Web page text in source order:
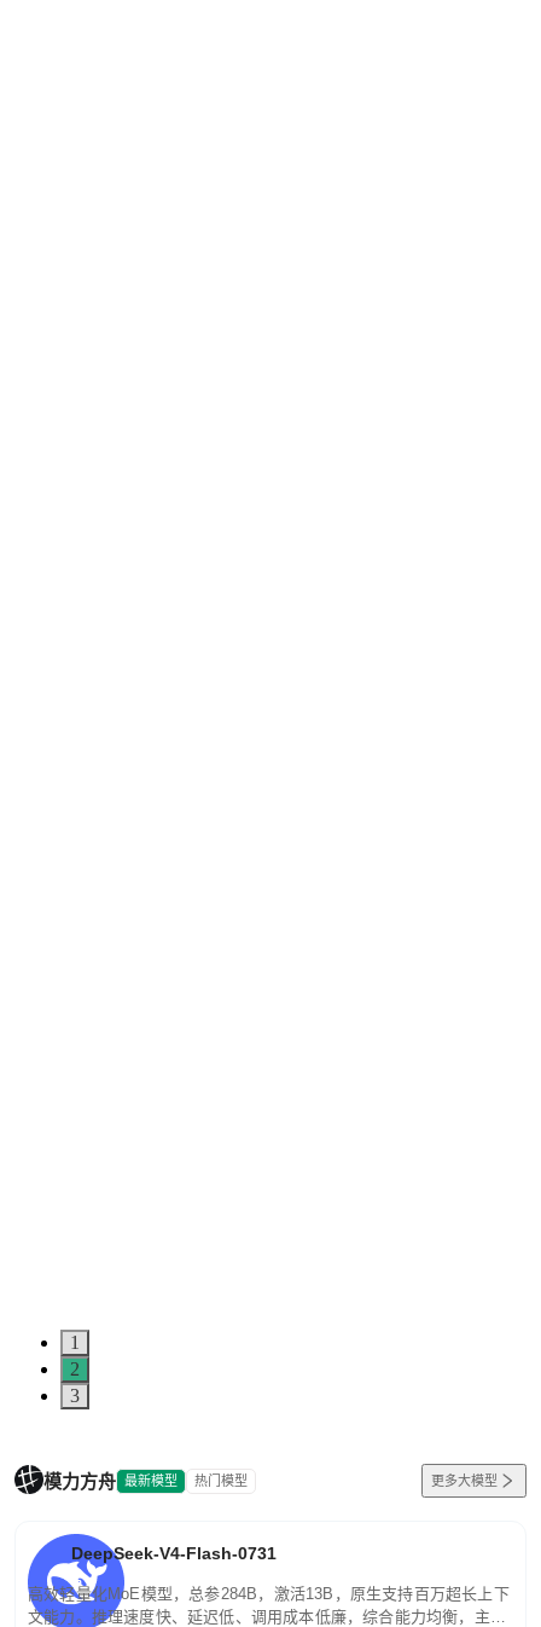
1
2
3
模力方舟 最新模型 热门模型 更多大模型
DeepSeek-V4-Flash-0731
高效轻量化MoE模型，总参284B，激活13B，原生支持百万超长上下
文能力。推理速度快、延迟低、调用成本低廉，综合能力均衡，主打